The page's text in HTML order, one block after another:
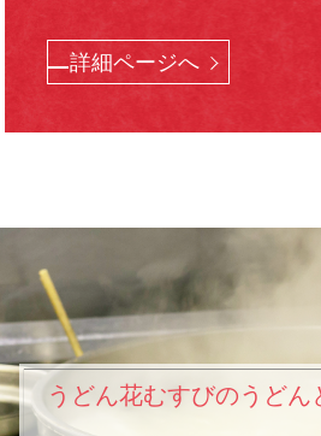
詳細ページへ
うどん花むすびのうどん